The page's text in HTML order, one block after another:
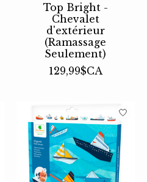
Top Bright -
Chevalet
d'extérieur
(Ramassage
Seulement)
129,99$CA